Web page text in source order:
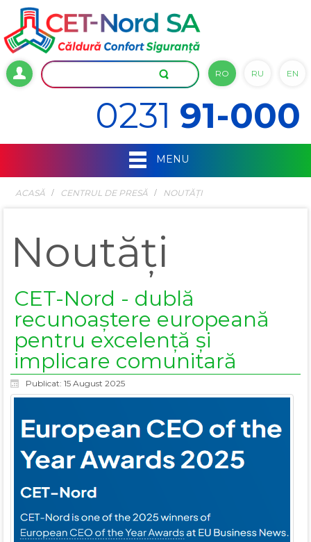
RO RU EN
0231 91-000
MENU
ACASĂ СENTRUL DE PRESĂ NOUTĂȚI
Noutăți
CET-Nord - dublă
recunoaștere europeană
pentru excelență și
implicare comunitară
Publicat: 15 August 2025